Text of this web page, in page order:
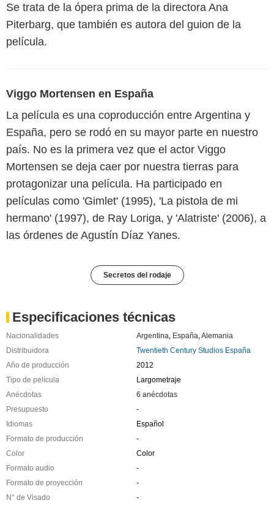
Se trata de la ópera prima de la directora Ana
Piterbarg, que también es autora del guion de la
película.
Viggo Mortensen en España
La película es una coproducción entre Argentina y
España, pero se rodó en su mayor parte en nuestro
país. No es la primera vez que el actor Viggo
Mortensen se deja caer por nuestra tierras para
protagonizar una película. Ha participado en
películas como 'Gimlet' (1995), 'La pistola de mi
hermano' (1997), de Ray Loriga, y 'Alatriste' (2006), a
las órdenes de Agustín Díaz Yanes.
Secretos del rodaje
Especificaciones técnicas
Nacionalidades Argentina España Alemania
Distribuidora
Twentieth Century Studios España
Año de producción
2012
Tipo de película
Largometraje
Anécdotas
6 anécdotas
Presupuesto
-
Idiomas
Español
Formato de producción
-
Color
Color
Formato audio
-
Formato de proyección
-
N° de Visado
-